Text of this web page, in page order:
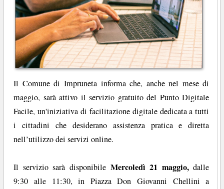
Il Comune di Impruneta informa che, anche nel mese di
maggio, sarà attivo il servizio gratuito del Punto Digitale
Facile, un'iniziativa di facilitazione digitale dedicata a tutti
i cittadini che desiderano assistenza pratica e diretta
nell’utilizzo dei servizi online.
Il servizio sarà disponibile Mercoledì 21 maggio,dalle
9:30 alle 11:30, in Piazza Don Giovanni Chellini a